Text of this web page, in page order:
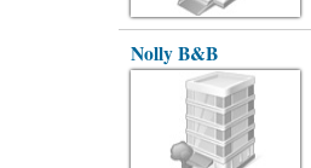
Nolly B&B